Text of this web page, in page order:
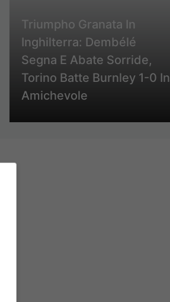
Triumpho Granata In
Inghilterra: Dembélé
Segna E Abate Sorride,
Torino Batte Burnley 1-0 In
Amichevole